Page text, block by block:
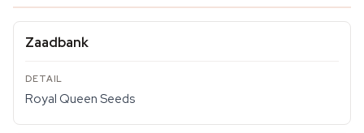
Zaadbank
Royal Queen Seeds